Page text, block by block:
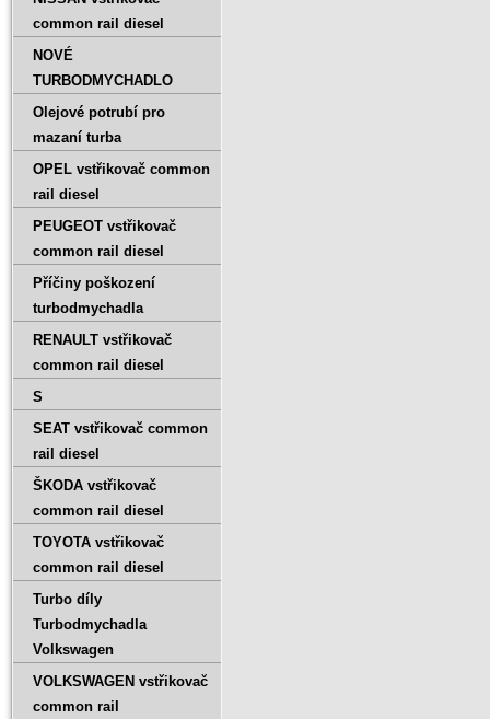
common rail diesel
NOVÉ
TURBODMYCHADLO
Olejové potrubí pro
mazaní turba
OPEL vstřikovač common
rail diesel
PEUGEOT vstřikovač
common rail diesel
Příčiny poškození
turbodmychadla
RENAULT vstřikovač
common rail diesel
S
SEAT vstřikovač common
rail diesel
ŠKODA vstřikovač
common rail diesel
TOYOTA vstřikovač
common rail diesel
Turbo díly
Turbodmychadla
Volkswagen
VOLKSWAGEN vstřikovač
common rail